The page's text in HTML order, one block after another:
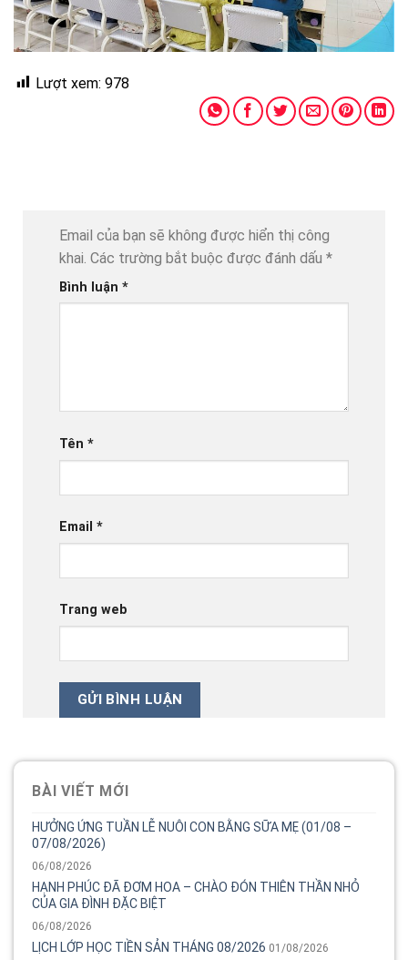
Lượt xem: 978
Email của bạn sẽ không được hiển thị công
khai. Các trường bắt buộc được đánh dấu *
Bình luận *
Tên *
Email *
Trang web
BÀI VIẾT MỚI
HƯỞNG ỨNG TUẦN LỄ NUÔI CON BẰNG SỮA MẸ (01/08 –
07/08/2026)
06/08/2026
HẠNH PHÚC ĐÃ ĐƠM HOA – CHÀO ĐÓN THIÊN THẦN NHỎ
CỦA GIA ĐÌNH ĐẶC BIỆT
06/08/2026
LỊCH LỚP HỌC TIỀN SẢN THÁNG 08/2026 01/08/2026